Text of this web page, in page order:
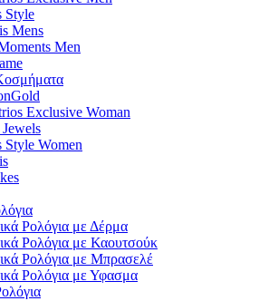
Style
Mens
Men
Exclusive Woman
Style Women
Ρολόγια με Δέρμα
Ρολόγια με Καουτσούκ
Ρολόγια με Μπρασελέ
Ρολόγια με Υφασμα